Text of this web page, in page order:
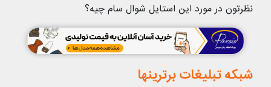
نظرتون در مورد این استایل شوال سام چیه؟
شبکه تبلیغات برترینها